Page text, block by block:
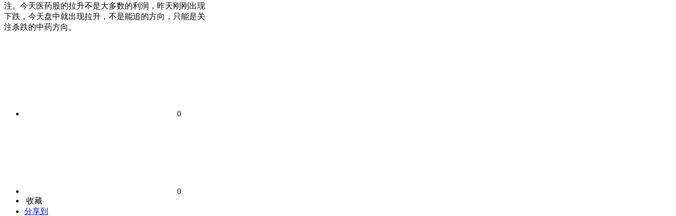
注。今天医药股的拉升不是大多数的利润，昨天刚刚出现
下跌，今天盘中就出现拉升，不是能追的方向，只能是关
注杀跌的中药方向。
0
0
收藏
分享到